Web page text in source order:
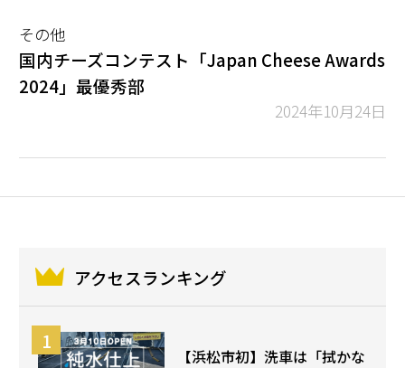
その他
国内チーズコンテスト「Japan Cheese Awards
2024」最優秀部
2024年10月24日
アクセスランキング
【浜松市初】洗車は「拭かな